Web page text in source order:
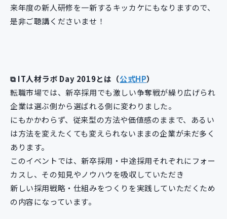
来年度の新人研修を一新するキッカケにもなりますので、
是非ご聴講くださいませ！
⧉ IT人材ラボ Day 2019とは（公式HP）
転職市場では、新卒採用でも激しい争奪戦が繰り広げられ
企業は選ぶ側から選ばれる側に変わりました。
にもかかわらず、従来型の方法や価値感のままで、あるい
は方法を変えたくても変えられないままの企業が未だ多く
あります。
このイベントでは、新卒採用・中途採用それぞれにフォー
カスし、その知見やノウハウを吸収していただき
新しい採用戦略・仕組みをつくりを実践していただくため
の内容になっています。